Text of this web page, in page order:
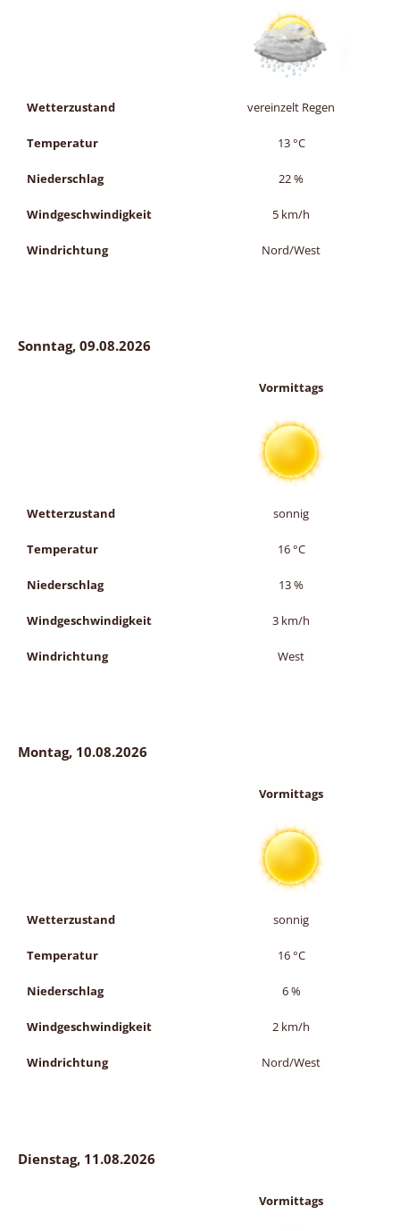
Wetterzustand vereinzelt Regen
Temperatur 13°C
Niederschlag 22%
Windgeschwindigkeit 5 km/h
Windrichtung Nord/West
Sonntag, 09.08.2026
Vormittags
Wetterzustand sonnig
Temperatur 16°C
Niederschlag 13%
Windgeschwindigkeit 3 km/h
Windrichtung West
Montag, 10.08.2026
Vormittags
Wetterzustand sonnig
Temperatur 16°C
Niederschlag 6%
Windgeschwindigkeit 2 km/h
Windrichtung Nord/West
Dienstag, 11.08.2026
Vormittags